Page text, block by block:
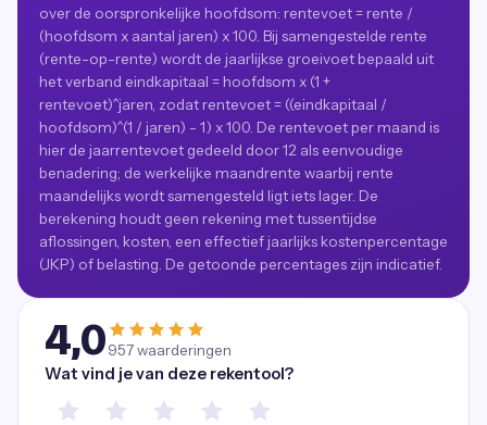
over de oorspronkelijke hoofdsom: rentevoet = rente /
(hoofdsom x aantal jaren) x 100. Bij samengestelde rente
(rente-op-rente) wordt de jaarlijkse groeivoet bepaald uit
het verband eindkapitaal = hoofdsom x (1 +
rentevoet)^jaren, zodat rentevoet = ((eindkapitaal /
hoofdsom)^(1 / jaren) - 1) x 100. De rentevoet per maand is
hier de jaarrentevoet gedeeld door 12 als eenvoudige
benadering; de werkelijke maandrente waarbij rente
maandelijks wordt samengesteld ligt iets lager. De
berekening houdt geen rekening met tussentijdse
aflossingen, kosten, een effectief jaarlijks kostenpercentage
(JKP) of belasting. De getoonde percentages zijn indicatief.
4,0957waarderingen
Wat vind je van deze rekentool?